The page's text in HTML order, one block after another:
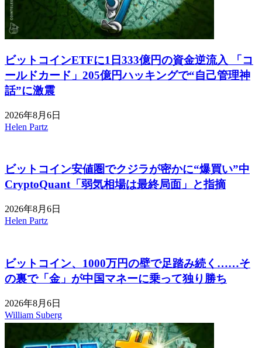
ビットコインETFに1日333億円の資金逆流入 「コ
ールドカード」205億円ハッキングで“自己管理神
話”に激震
2026年8月6日
Helen Partz
ビットコイン安値圏でクジラが密かに“爆買い”中
CryptoQuant「弱気相場は最終局面」と指摘
2026年8月6日
Helen Partz
ビットコイン、1000万円の壁で足踏み続く……そ
の裏で「金」が中国マネーに乗って独り勝ち
2026年8月6日
William Suberg